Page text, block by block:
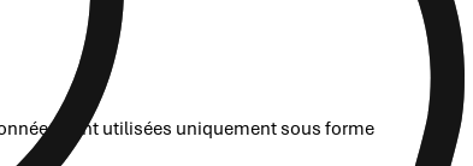
sont utilisées uniquement sous forme